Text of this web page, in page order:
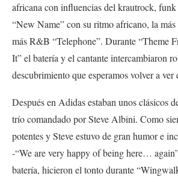
africana con influencias del krautrock,
“New Name” con su ritmo africano, la
másR&B “Telephone”. Durante “Theme
It” el batería y el cantante intercambiaron
descubrimiento que esperamos volver a
Después en Adidas estaban unos clásicos
trío comandado por Steve Albini. Como
potentes y Steve estuvo de gran humor e
-“We are very happy of being here…
batería, hicieron el tonto durante